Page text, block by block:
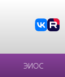
ЭИОС